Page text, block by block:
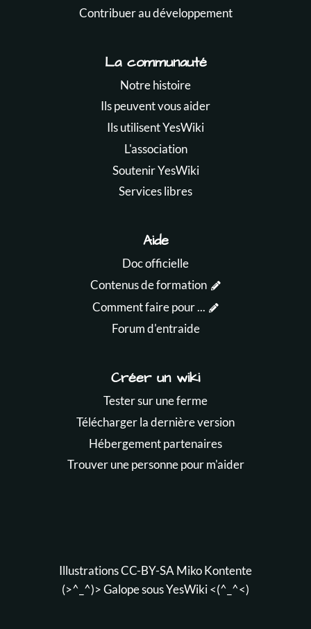
Contribuer au développement
La communauté
Notre histoire
Ils peuvent vous aider
Ils utilisent YesWiki
L'association
Soutenir YesWiki
Services libres
Aide
Doc officielle
Contenus de formation
Comment faire pour ...
Forum d'entraide
Créer un wiki
Tester sur une ferme
Télécharger la dernière version
Hébergement partenaires
Trouver une personne pour m'aider
Illustrations CC-BY-SAMiko Kontente
(>^_^)> Galope sousYesWiki<(^_^<)